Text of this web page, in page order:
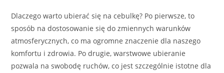
Dlaczego warto ubierać się na cebulkę? Po pierwsze, to
sposób na dostosowanie się do zmiennych warunków
atmosferycznych, co ma ogromne znaczenie dla naszego
komfortu i zdrowia. Po drugie, warstwowe ubieranie
pozwala na swobodę ruchów, co jest szczególnie istotne dla